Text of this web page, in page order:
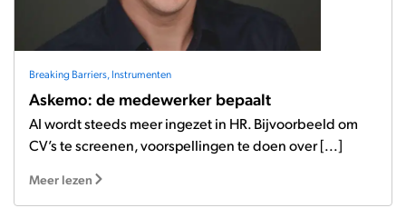
Breaking Barriers Instrumenten
Askemo: de medewerker bepaalt
AI wordt steeds meer ingezet in HR. Bijvoorbeeld om
CV’s te screenen, voorspellingen te doen over [...]
Meer lezen